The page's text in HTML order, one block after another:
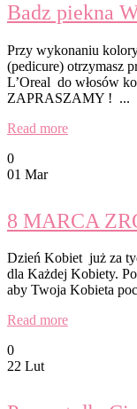
Badz piekna
Przy wykonaniu
(pedicure) otrzymasz
L’Oreal do włosów
ZAPRASZAMY ! ...
Read more
0
01 Mar
8 MARCA
Dzień Kobiet już za
dla Każdej Kobiety.
aby Twoja Kobieta
Read more
0
22 Lut